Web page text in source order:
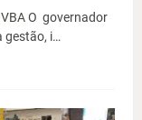
O governador
gestão, i…